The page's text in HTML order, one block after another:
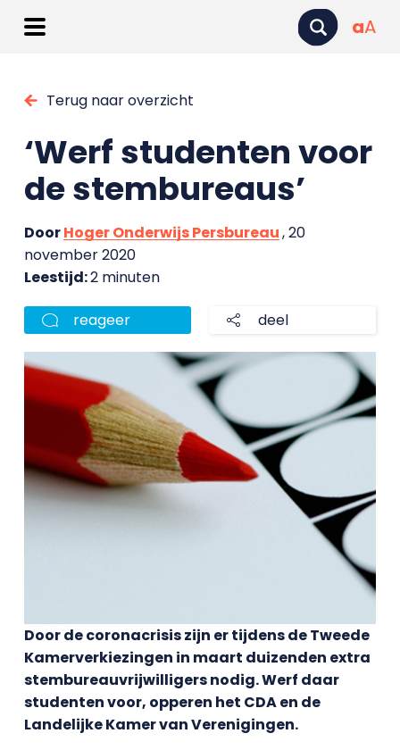
aA
Terug naar overzicht
‘Werf studenten voor
de stembureaus’
DoorHoger Onderwijs Persbureau, 20
november 2020
Leestijd:2 minuten
reageer deel
Door de coronacrisis zijn er tijdens de Tweede
Kamerverkiezingen in maart duizenden extra
stembureauvrijwilligers nodig. Werf daar
studenten voor, opperen het CDA en de
Landelijke Kamer van Verenigingen.